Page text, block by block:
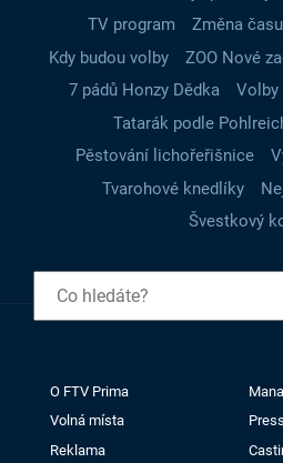
TV program
Změna času
Kdy budou volby
ZOO Nové
7 pádů Honzy Dědka
Volby
Tatarák podle
Pěstování lichořeřišnice
Tvarohové knedlíky
Švestkový
O FTV Prima
Volná místa
Press
Reklama